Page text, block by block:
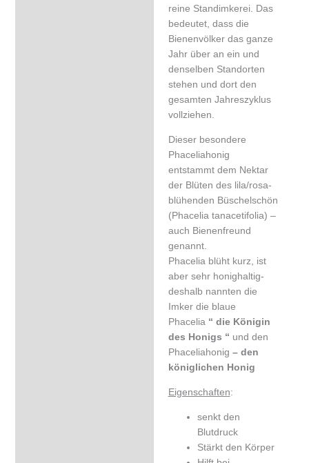
reine Standimkerei. Das
bedeutet, dass die
Bienenvölker das ganze
Jahr über an ein und
denselben Standorten
stehen und dort den
gesamten Jahreszyklus
vollziehen.
Dieser besondere
Phaceliahonig
entstammt dem Nektar
der Blüten des lila/rosa-
blühenden Büschelschön
(Phacelia tanacetifolia) –
auch Bienenfreund
genannt.
Phacelia blüht kurz, ist
aber sehr honighaltig-
deshalb nannten die
Imker die blaue
Phacelia “ die Königin
des Honigs “ und den
Phaceliahonig – den
königlichen Honig
Eigenschaften:
senkt den
Blutdruck
Stärkt den Körper